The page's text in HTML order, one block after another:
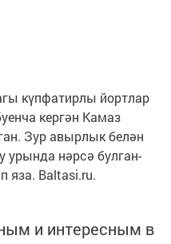
күпфатирлы йортлар
кергән Камаз
Зур авырлык белән
урында нәрсә булган-
яза. Baltasi.ru.
и интересным в